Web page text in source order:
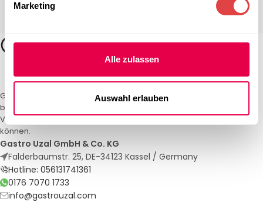
Marketing
Alle zulassen
Auswahl erlauben
Gastro Uzal – Ihr Spezialist für Gastronomiemöbel und -textilien. Wir
bieten maßgeschneiderte Lösungen für Restaurants, Hotels und
Veranstaltungen. Qualität und Service, auf die Sie sich verlassen
können.
Gastro Uzal GmbH & Co. KG
Falderbaumstr. 25, DE-34123 Kassel / Germany
Hotline: 056131741361
0176 7070 1733
info@gastrouzal.com